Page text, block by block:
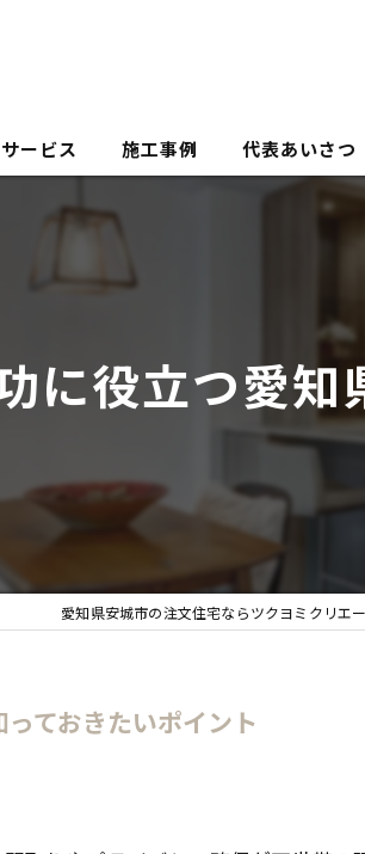
サービス 施工事例 代表あいさつ
に役立つ愛
愛知県安城市の注文住宅ならツクヨミクリエ
ておきたいポイント